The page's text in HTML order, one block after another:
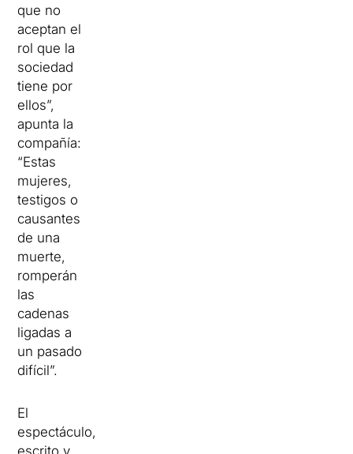
que no
aceptan el
rol que la
sociedad
tiene por
ellos”,
apunta la
compañía:
“Estas
mujeres,
testigos o
causantes
de una
muerte,
romperán
las
cadenas
ligadas a
un pasado
difícil”.
El
espectáculo,
escrito y